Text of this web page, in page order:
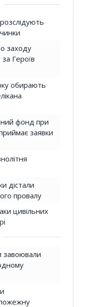
заходу
Героїв
обирають
фонд при
заявки
дістали
провалу
цивільних
завоювали